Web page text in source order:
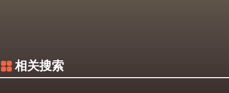
相关搜索